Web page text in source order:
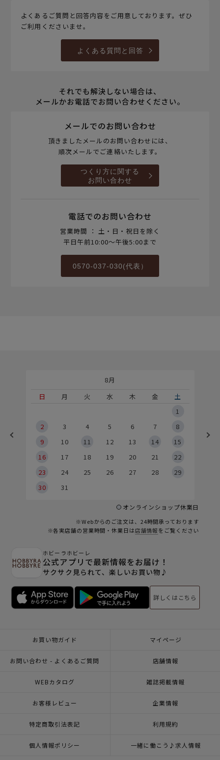
よくあるご質問と回答内容をご用意しております。ぜひ
ご利用くださいませ。
よくある質問と回答
それでも解決しない場合は、
メールかお電話でお問い合わせください。
メールでのお問い合わせ
頂きましたメールのお問い合わせには、
順次メールでご連絡いたします。
つくり方に関する
お問い合わせ
電話でのお問い合わせ
営業時間 ： 土・日・祝日を除く
平日午前10:00～午後5:00まで
0570-037-030(代表）
8月
日
月 火 水 木 金
土
1
2
3 4 5 6 7
8
9
10 11 12 13 14
15
16
17 18 19 20 21
22
23
24 25 26 27 28
29
30
31
オンラインショップ休業日
※Webからのご注文は、24時間承っております
※各実店舗の営業時間・休業日は店舗情報をご覧ください
ホビーラホビーレ
公式アプリで最新情報をお届け！
サクサク見られて、楽しいお買い物♪
詳しくはこちら
お買い物ガイド マイページ
お問い合わせ - よくあるご質問 店舗情報
WEBカタログ 雑誌掲載情報
お客様レビュー 企業情報
特定商取引法表記 利用規約
個人情報ポリシー 一緒に働こう♪求人情報